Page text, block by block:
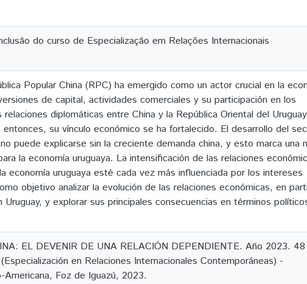
do curso de Especialização em Relações Internacionais
Popular China (RPC) ha emergido como un actor crucial en la
de capital, actividades comerciales y su participación en los
diplomáticas entre China y la República Oriental del Uruguay
su vínculo económico se ha fortalecido. El desarrollo del
puede explicarse sin la creciente demanda china, y esto marca una
la economía uruguaya. La intensificación de las relaciones
economía uruguaya esté cada vez más influenciada por los intereses
objetivo analizar la evolución de las relaciones económicas, en
y explorar sus principales consecuencias en términos
EL DEVENIR DE UNA RELACIÓN DEPENDIENTE. Año 2023. 48
en Relaciones Internacionales Contemporáneas) -
Foz de Iguazú, 2023.